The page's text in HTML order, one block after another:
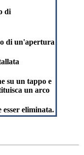
di
di un'apertura
su un tappo e
un arco
eliminata.